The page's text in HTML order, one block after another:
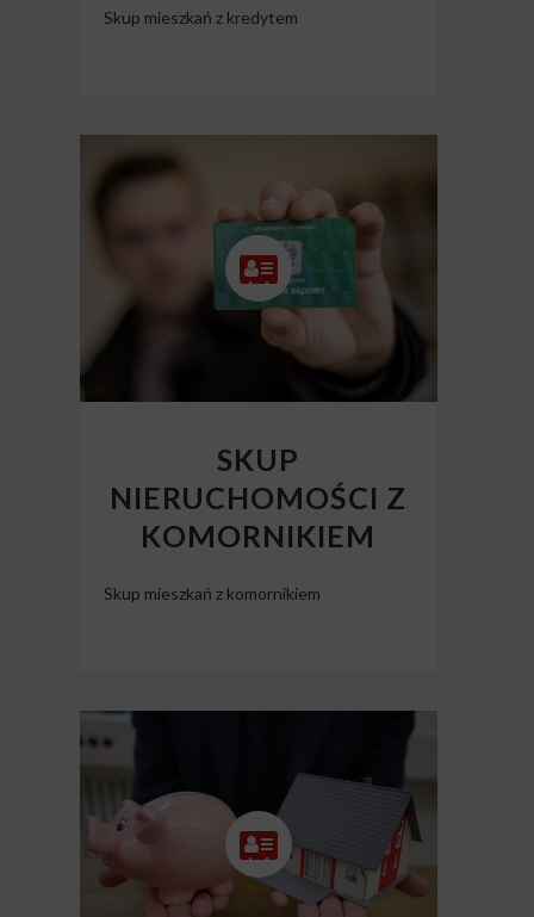
Skup mieszkań z kredytem
SKUP
NIERUCHOMOŚCI Z
KOMORNIKIEM
Skup mieszkań z komornikiem